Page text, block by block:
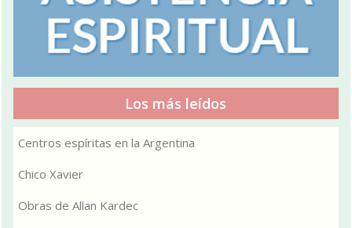
Los más leídos
Centros espíritas en la Argentina
Chico Xavier
Obras de Allan Kardec